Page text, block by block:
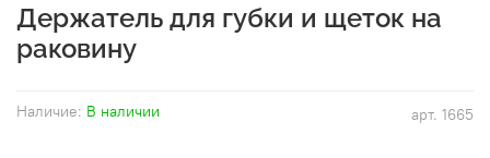
арт. 1665
Наличие: В наличии
Держатель для губки и щеток на
раковину